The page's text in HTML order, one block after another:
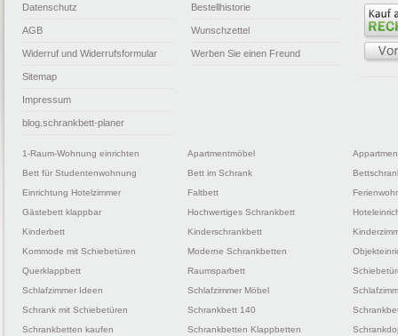
Datenschutz
AGB
Widerruf und Widerrufsformular
Sitemap
Impressum
blog.schrankbett-planer
Bestellhistorie
Wunschzettel
Werben Sie einen Freund
1-Raum-Wohnung einrichten Apartmentmöbel
Bett für Studentenwohnung
Bett im Schrank
Einrichtung Hotelzimmer
Faltbett
Gästebett klappbar
Hochwertiges Schrankbett
Kinderbett
Kinderschrankbett
Kommode mit Schiebetüren
Moderne Schrankbetten
Querklappbett
Raumsparbett
Schlafzimmer Ideen
Schlafzimmer Möbel
Schrank mit Schiebetüren
Schrankbett 140
Schrankbetten kaufen
Schrankbetten Klappbetten